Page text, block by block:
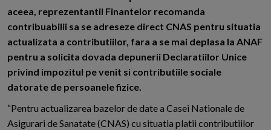
aceea, reprezentantii Finantelor recomanda
contribuabilii sa se adreseze direct CNAS pentru situatia
actualizata a contributiilor, fara a se mai deplasa la ANAF
pentru a solicita dovada depunerii Declaratiilor Unice
privind impozitul pe venit si contributiile sociale
datorate de persoanele fizice.
“Pentru actualizarea bazelor de date a Casei Nationale de
Asigurari de Sanatate (CNAS) cu situatia platii contributiilor